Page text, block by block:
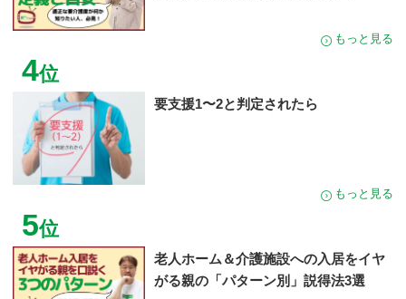
もっと見る
4位
要支援1〜2と判定されたら
もっと見る
5位
老人ホーム＆介護施設への入居をイヤ
がる親の「パターン別」説得法3選